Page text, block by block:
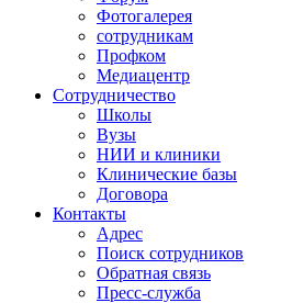
Фотогалерея
сотрудникам
Профком
Медиацентр
Сотрудничество
Школы
Вузы
НИИ и клиники
Клинические базы
Договора
Контакты
Адрес
Поиск сотрудников
Обратная связь
Пресс-служба